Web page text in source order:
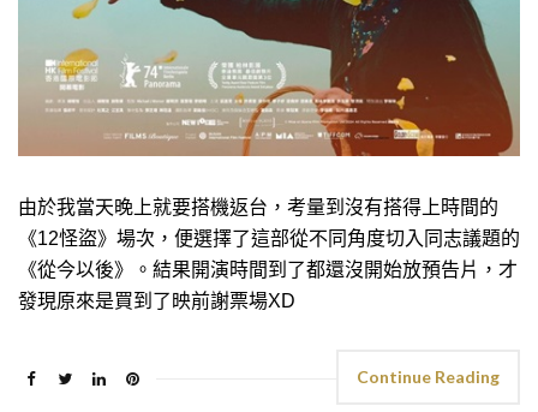
由於我當天晚上就要搭機返台，考量到沒有搭得上時間的
《12怪盜》場次，便選擇了這部從不同角度切入同志議題的
《從今以後》。結果開演時間到了都還沒開始放預告片，才
發現原來是買到了映前謝票場XD
Continue Reading